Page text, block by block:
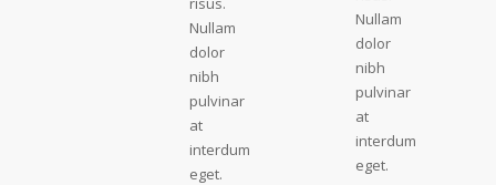
Nullam
dolor
nibh
pulvinar
at
interdum
eget.
Nullam
dolor
nibh
pulvinar
at
interdum
eget.